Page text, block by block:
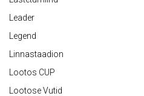
Leader
Legend
Linnastaadion
Lootos CUP
Lootose Vutid